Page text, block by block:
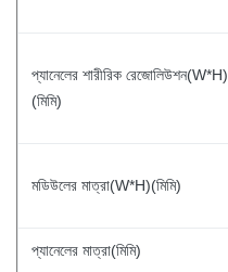
প্যানেলের শারীরিক রেজোলিউশন(W*H)
(মিমি)
মডিউলের মাত্রা(W*H)(মিমি)
প্যানেলের মাত্রা(মিমি)